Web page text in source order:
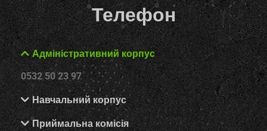
Телефон
Адміністративний корпус
0532 50 23 97
Навчальний корпус
Приймальна комісія